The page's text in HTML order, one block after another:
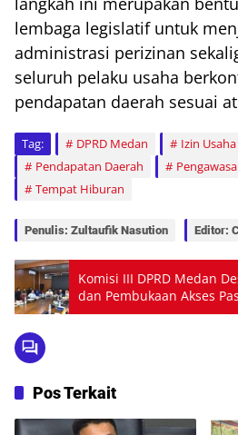
lembaga legislatif untuk
administrasi perizinan
seluruh pelaku usaha
pendapatan daerah sesuai
Tag: DPRD Medan
Izin Usaha
Pendapatan Daerah
Tempat Hiburan
Penulis: Zultaufik Nasution Editor:
Komisi III DPRD Medan
dan Pembukaan Akses
Pedagang
Pos Terkait